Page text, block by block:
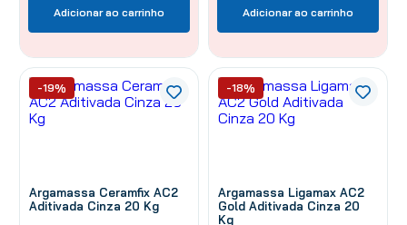
Adicionar ao carrinho Adicionar ao carrinho
Argamassa Ceramfix AC2
Aditivada Cinza 20 Kg
-19%
Argamassa Ligamax AC2
Gold Aditivada Cinza 20
Kg
-18%